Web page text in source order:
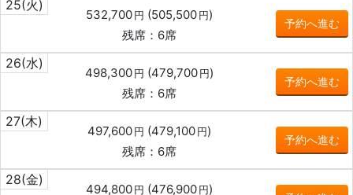
25(火)
532,700 円 (505,500 円)
残席：6席
予約へ進む
26(水)
498,300 円 (479,700 円)
残席：6席
予約へ進む
27(木)
497,600 円 (479,100 円)
残席：6席
予約へ進む
28(金)
494,800 円 (476,900 円)